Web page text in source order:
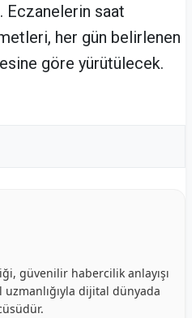
Eczanelerin saat
her gün belirlenen
göre yürütülecek.
güvenilir habercilik anlayışı
dijital dünyada